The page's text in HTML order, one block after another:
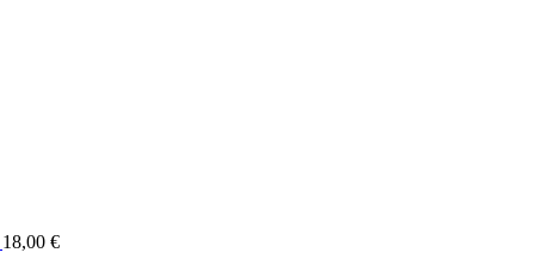
18,00 €